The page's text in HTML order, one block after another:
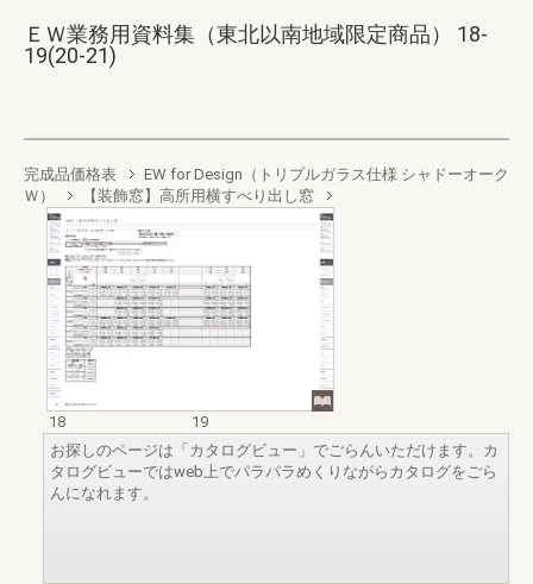
ＥＷ業務用資料集（東北以南地域限定商品） 18-
19(20-21)
完成品価格表
EW for Design（トリプルガラス仕様 シャドーオーク
Ｗ）
【装飾窓】高所用横すべり出し窓
18
19
お探しのページは「カタログビュー」でごらんいただけます。カ
タログビューではweb上でパラパラめくりながらカタログをごら
んになれます。